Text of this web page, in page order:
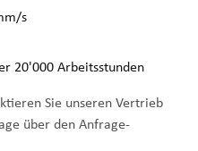
s
20'000 Arbeitsstunden
Sie unseren Vertrieb
über den Anfrage-